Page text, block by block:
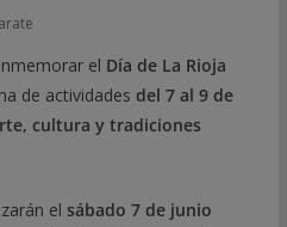
el Día de La Rioja
de actividades del 7 al 9 de
cultura y tradiciones
el sábado 7 de junio